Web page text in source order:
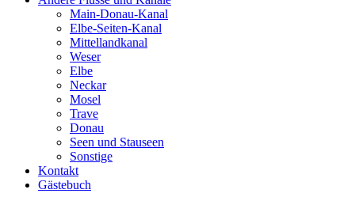
Main-Donau-Kanal
Elbe-Seiten-Kanal
Mittellandkanal
Weser
Elbe
Neckar
Mosel
Trave
Donau
Seen und Stauseen
Sonstige
Kontakt
Gästebuch